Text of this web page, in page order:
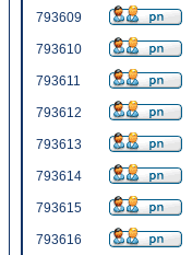
793609
793610
793611
793612
793613
793614
793615
793616